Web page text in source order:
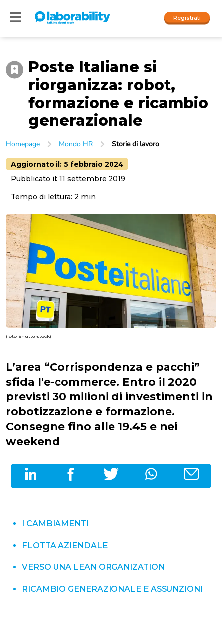
Registrati
I nostri social
Accedi
People
Company
Poste Italiane si
riorganizza: robot,
formazione e ricambio
generazionale
Homepage Mondo HR Storie di lavoro
Aggiornato il: 5 febbraio 2024
Pubblicato il: 11 settembre 2019
Tempo di lettura: 2 min
(foto Shutterstock)
L’area “Corrispondenza e pacchi”
sfida l'e-commerce. Entro il 2020
previsti 30 milioni di investimenti in
robotizzazione e formazione.
Consegne fino alle 19.45 e nei
weekend
I CAMBIAMENTI
FLOTTA AZIENDALE
VERSO UNA LEAN ORGANIZATION
RICAMBIO GENERAZIONALE E ASSUNZIONI